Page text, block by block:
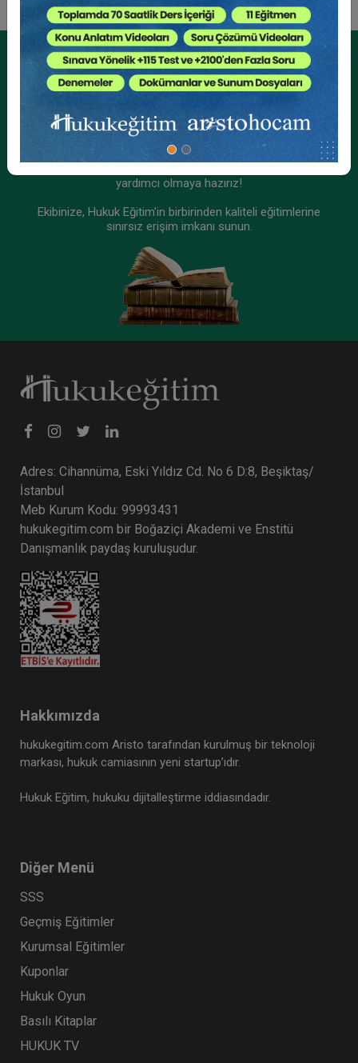
Dr. Öğr. Üyesi Duygu KOÇAK DİKER
Haksız Fiil Sorumluluğunun Koşulları Video
Sepete Ekle
Tüketici Hukuku Enstitüsü
II. Borçlar Hukuku Kongresi Oturumları Video
Kaydı (9 Oturum)
2160 TL
Tüketici Hukuku Enstitüsü
İsimsiz Sözleşmeler - II. Borçlar Hukuku
360 TL
Kurumsal Üyelikler İçin
Kurumsal Teklif Alın
yardımcı olmaya hazırız!
Ekibinize, Hukuk Eğitim’in birbirinden kaliteli eğitimlerine
sınırsız erişim imkanı sunun.
Adres: Cihannüma, Eski Yıldız Cd. No 6 D:8, Beşiktaş/
İstanbul
Meb Kurum Kodu: 99993431
hukukegitim.com bir Boğaziçi Akademi ve Enstitü
Danışmanlık paydaş kuruluşudur.
Hakkımızda
hukukegitim.com Aristo tarafından kurulmuş bir teknoloji
markası, hukuk camiasının yeni startup’ıdır.
Hukuk Eğitim, hukuku dijitalleştirme iddiasındadır.
Diğer Menü
SSS
Geçmiş Eğitimler
Kurumsal Eğitimler
Kuponlar
Hukuk Oyun
Basılı Kitaplar
HUKUK TV